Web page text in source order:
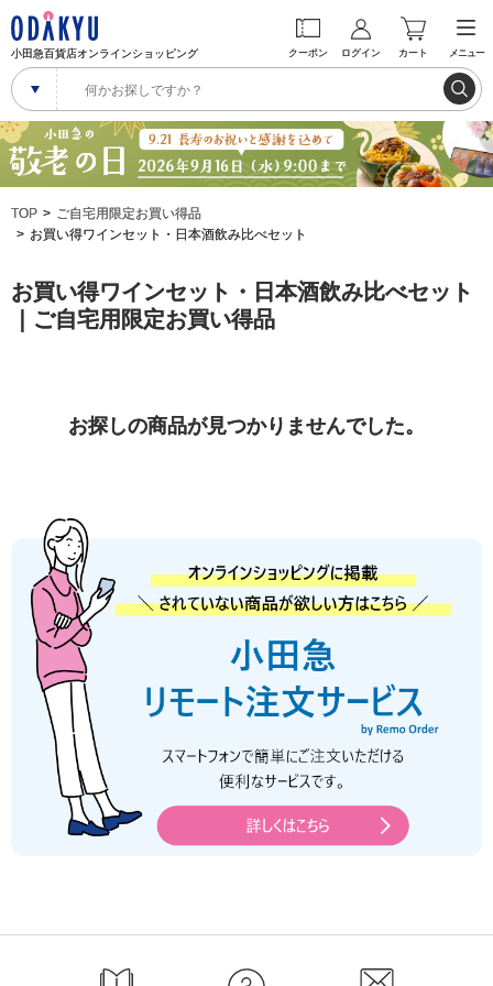
小田急百貨店オンラインショッピング クーポン ログイン カート メニュー
TOP
ご自宅用限定お買い得品
お買い得ワインセット・日本酒飲み比べセット
お買い得ワインセット・日本酒飲み比べセット
｜ご自宅用限定お買い得品
お探しの商品が見つかりませんでした。